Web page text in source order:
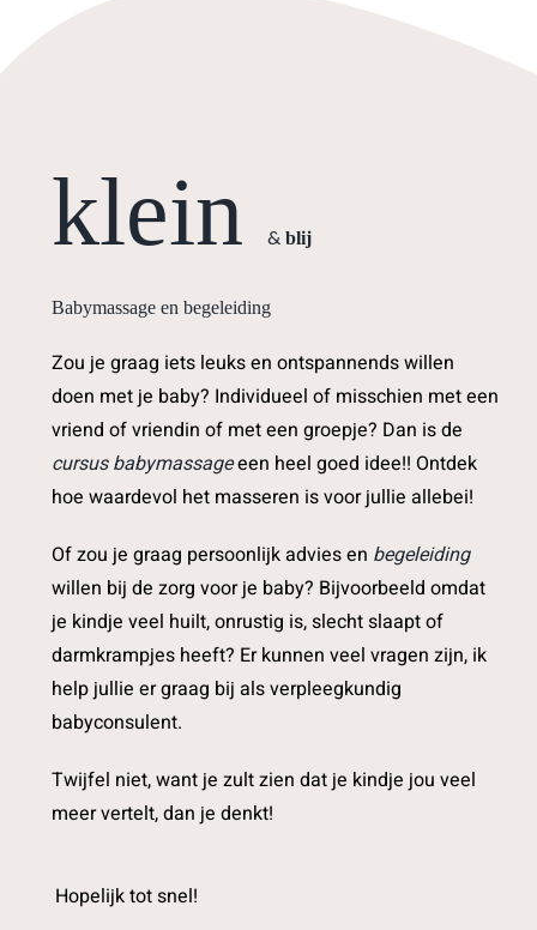
klein & blij
Babymassage en begeleiding
Zou je graag iets leuks en ontspannends willen
doen met je baby? Individueel of misschien met een
vriend of vriendin of met een groepje? Dan is de
cursus babymassageeen heel goed idee!! Ontdek
hoe waardevol het masseren is voor jullie allebei!
Of zou je graag persoonlijk advies en begeleiding
willen bij de zorg voor je baby? Bijvoorbeeld omdat
je kindje veel huilt, onrustig is, slecht slaapt of
darmkrampjes heeft? Er kunnen veel vragen zijn, ik
help jullie er graag bij als verpleegkundig
babyconsulent.
Twijfel niet, want je zult zien dat je kindje jou veel
meer vertelt, dan je denkt!
Hopelijk tot snel!